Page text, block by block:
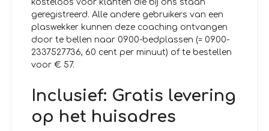
kosteloos voor klanten die bij ons staan
geregistreerd. Alle andere gebruikers van een
plaswekker kunnen deze coaching ontvangen
door te bellen naar 0900-bedplassen (= 0900-
2337527736, 60 cent per minuut) of te bestellen
voor € 57.
Inclusief: Gratis levering
op het huisadres